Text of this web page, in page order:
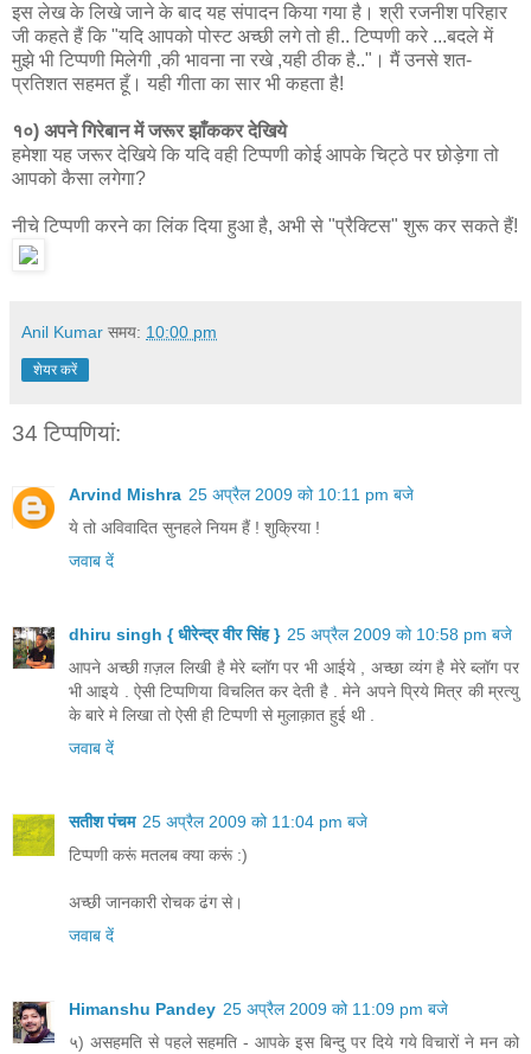
इस लेख के लिखे जाने के बाद यह संपादन किया गया है। श्री रजनीश परिहार
जी कहते हैं कि "यदि आपको पोस्ट अच्छी लगे तो ही.. टिप्पणी करे ...बदले में
मुझे भी टिप्पणी मिलेगी ,की भावना ना रखे ,यही ठीक है.."। मैं उनसे शत-
प्रतिशत सहमत हूँ। यही गीता का सार भी कहता है!
१०) अपने गिरेबान में जरूर झाँककर देखिये
हमेशा यह जरूर देखिये कि यदि वही टिप्पणी कोई आपके चिट्ठे पर छोड़ेगा तो
आपको कैसा लगेगा?
नीचे टिप्पणी करने का लिंक दिया हुआ है, अभी से "प्रैक्टिस" शुरू कर सकते हैं!
Anil Kumar समय: 10:00 pm
शेयर करें
34 टिप्‍पणियां:
Arvind Mishra 25 अप्रैल 2009 को 10:11 pm बजे
ये तो अविवादित सुनहले नियम हैं ! शुक्रिया !
जवाब दें
dhiru singh { धीरेन्द्र वीर सिंह } 25 अप्रैल 2009 को 10:58 pm बजे
आपने अच्छी ग़ज़ल लिखी है मेरे ब्लॉग पर भी आईये , अच्छा व्यंग है मेरे ब्लॉग पर
भी आइये . ऐसी टिप्पणिया विचलित कर देती है . मेने अपने प्रिये मित्र की म्रत्यु
के बारे मे लिखा तो ऐसी ही टिप्पणी से मुलाक़ात हुई थी .
जवाब दें
सतीश पंचम 25 अप्रैल 2009 को 11:04 pm बजे
टिप्पणी करूं मतलब क्या करूं :)
अच्छी जानकारी रोचक ढंग से।
जवाब दें
Himanshu Pandey 25 अप्रैल 2009 को 11:09 pm बजे
५) असहमति से पहले सहमति - आपके इस बिन्दु पर दिये गये विचारों ने मन को